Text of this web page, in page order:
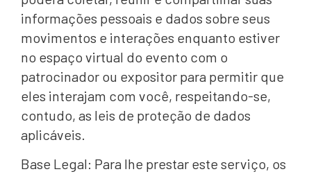
informações pessoais e dados sobre seus
movimentos e interações enquanto estiver
no espaço virtual do evento com o
patrocinador ou expositor para permitir que
eles interajam com você, respeitando-se,
contudo, as leis de proteção de dados
aplicáveis.
Base Legal: Para lhe prestar este serviço, os